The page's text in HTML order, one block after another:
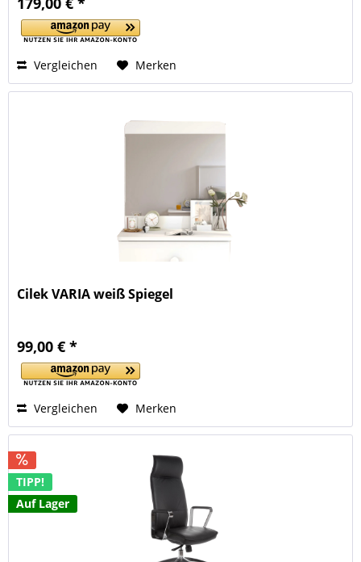
Vergleichen Merken
Cilek VARIA weiß Spiegel
99,00 € *
Vergleichen Merken
TIPP!
Auf Lager